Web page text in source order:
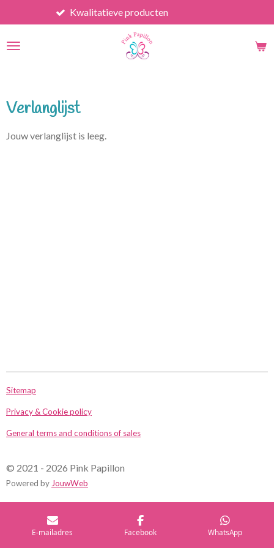
direct
naar
Kwalitatieve producten
Verlanglijst
Jouw verlanglijst is leeg.
Sitemap
Privacy & Cookie policy
General terms and conditions of sales
© 2021 - 2026 Pink Papillon
Powered by JouwWeb
E-mailadres Facebook WhatsApp